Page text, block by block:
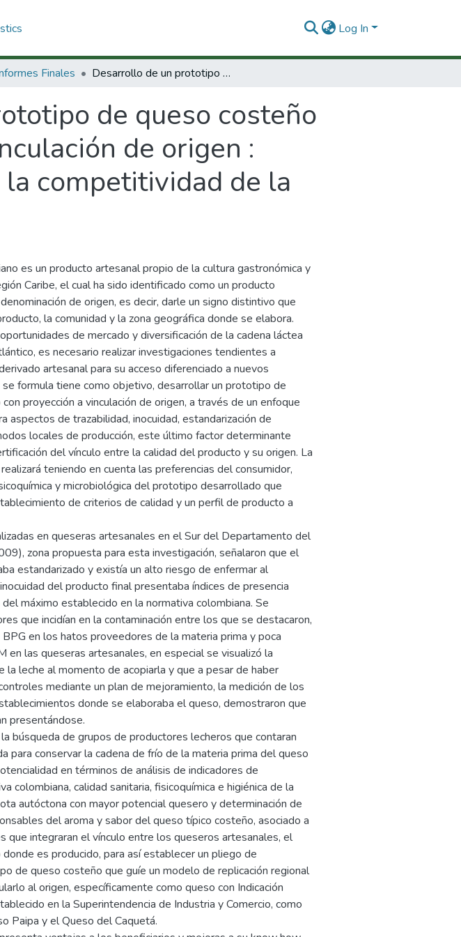
Log In
Finales Desarrollo de un prototipo de queso costeño colombiano con proyección a vinculación de origen : alternativa de mejoramiento de la competitividad de la cadena láctea.
de queso costeño
de origen :
competitividad de la
es un producto artesanal propio de la cultura gastronómica y
Caribe, el cual ha sido identificado como un producto
de origen, es decir, darle un signo distintivo que
la comunidad y la zona geográfica donde se elabora.
de mercado y diversificación de la cadena láctea
es necesario realizar investigaciones tendientes a
artesanal para su acceso diferenciado a nuevos
formula tiene como objetivo, desarrollar un prototipo de
proyección a vinculación de origen, a través de un enfoque
aspectos de trazabilidad, inocuidad, estandarización de
locales de producción, este último factor determinante
del vínculo entre la calidad del producto y su origen. La
teniendo en cuenta las preferencias del consumidor,
y microbiológica del prototipo desarrollado que
de criterios de calidad y un perfil de producto a
en queseras artesanales en el Sur del Departamento del
zona propuesta para esta investigación, señalaron que el
estandarizado y existía un alto riesgo de enfermar al
del producto final presentaba índices de presencia
máximo establecido en la normativa colombiana. Se
que incidían en la contaminación entre los que se destacaron,
en los hatos proveedores de la materia prima y poca
en las queseras artesanales, en especial se visualizó la
la leche al momento de acopiarla y que a pesar de haber
mediante un plan de mejoramiento, la medición de los
donde se elaboraba el queso, demostraron que
presentándose.
búsqueda de grupos de productores lecheros que contaran
para conservar la cadena de frío de la materia prima del queso
en términos de análisis de indicadores de
colombiana, calidad sanitaria, fisicoquímica e higiénica de la
autóctona con mayor potencial quesero y determinación de
del aroma y sabor del queso típico costeño, asociado a
que integraran el vínculo entre los queseros artesanales, el
es producido, para así establecer un pliego de
de queso costeño que guíe un modelo de replicación regional
al origen, específicamente como queso con Indicación
en la Superintendencia de Industria y Comercio, como
Paipa y el Queso del Caquetá.